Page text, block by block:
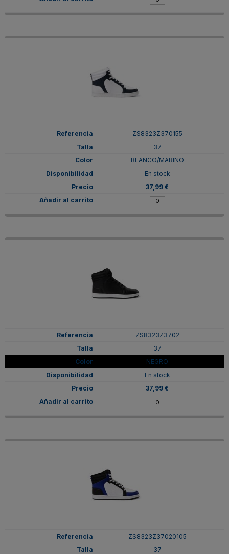
ZS8323Z370155
37
BLANCO/MARINO
En stock
37,99 €
ZS8323Z3702
37
NEGRO
En stock
37,99 €
ZS8323Z37020105
37